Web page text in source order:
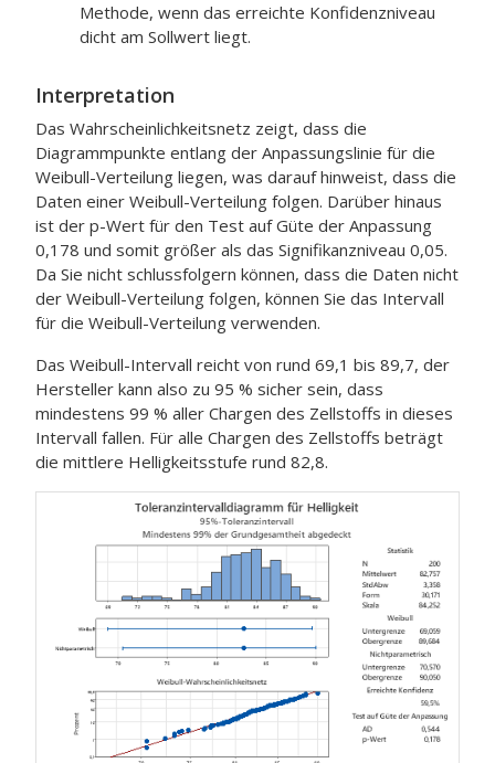
Methode, wenn das erreichte Konfidenzniveau
dicht am Sollwert liegt.
Interpretation
Das Wahrscheinlichkeitsnetz zeigt, dass die
Diagrammpunkte entlang der Anpassungslinie für die
Weibull-Verteilung liegen, was darauf hinweist, dass die
Daten einer Weibull-Verteilung folgen. Darüber hinaus
ist der p-Wert für den Test auf Güte der Anpassung
0,178 und somit größer als das Signifikanzniveau 0,05.
Da Sie nicht schlussfolgern können, dass die Daten nicht
der Weibull-Verteilung folgen, können Sie das Intervall
für die Weibull-Verteilung verwenden.
Das Weibull-Intervall reicht von rund 69,1 bis 89,7, der
Hersteller kann also zu 95 % sicher sein, dass
mindestens 99 % aller Chargen des Zellstoffs in dieses
Intervall fallen. Für alle Chargen des Zellstoffs beträgt
die mittlere Helligkeitsstufe rund 82,8.